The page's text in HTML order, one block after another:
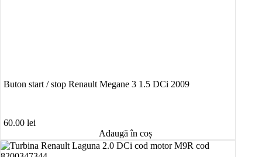
Buton start / stop Renault Megane 3 1.5 DCi 2009
60.00 lei
Adaugă în coș